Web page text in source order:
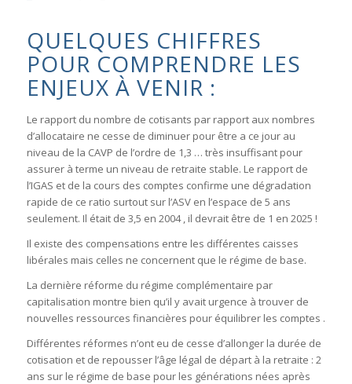
QUELQUES CHIFFRES
POUR COMPRENDRE LES
ENJEUX À VENIR :
Le rapport du nombre de cotisants par rapport aux nombres
d’allocataire ne cesse de diminuer pour être a ce jour au
niveau de la CAVP de l’ordre de 1,3 … très insuffisant pour
assurer à terme un niveau de retraite stable. Le rapport de
l’IGAS et de la cours des comptes confirme une dégradation
rapide de ce ratio surtout sur l’ASV en l’espace de 5 ans
seulement. Il était de 3,5 en 2004 , il devrait être de 1 en 2025 !
Il existe des compensations entre les différentes caisses
libérales mais celles ne concernent que le régime de base.
La dernière réforme du régime complémentaire par
capitalisation montre bien qu’il y avait urgence à trouver de
nouvelles ressources financières pour équilibrer les comptes .
Différentes réformes n’ont eu de cesse d’allonger la durée de
cotisation et de repousser l’âge légal de départ à la retraite : 2
ans sur le régime de base pour les générations nées après